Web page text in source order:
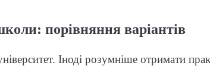
порівняння варіантів
Іноді розумніше отримати